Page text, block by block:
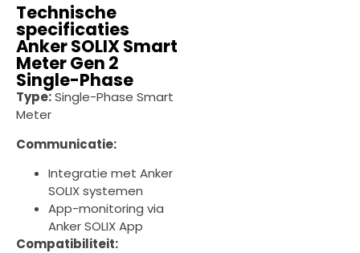
Technische
specificaties
Anker SOLIX Smart
Meter Gen 2
Single-Phase
Type:Single-Phase Smart
Meter
Communicatie:
Integratie met Anker
SOLIX systemen
App-monitoring via
Anker SOLIX App
Compatibiliteit: